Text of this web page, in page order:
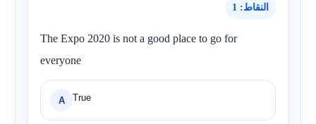
النقاط: 1
The Expo 2020 is not a good place to go for
everyone
A True